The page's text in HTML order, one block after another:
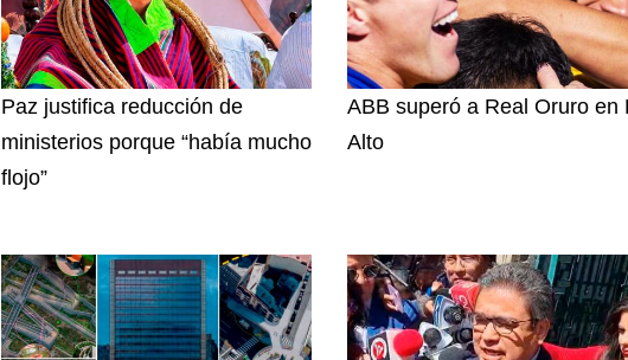
Paz justifica reducción de
ministerios porque “había mucho
flojo”
ABB superó a Real Oruro en
Alto